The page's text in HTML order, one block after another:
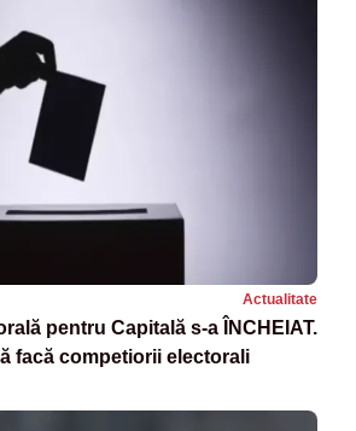
Actualitate
pentru Capitală s-a ÎNCHEIAT.
facă competiorii electorali